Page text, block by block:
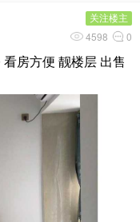
关注楼主
4598 0
房方便 靓楼层 出售